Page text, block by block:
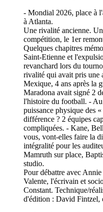
- Mondial 2026, place à
à Atlanta.
Une rivalité ancienne.
compétition, le 1er
Quelques chapitres
Saint-Etienne et
revanchard lors du
rivalité qui avait pris une
Mexique, 4 ans après la
Maradona avait signé 2
l'histoire du football. -
puissance physique des
différence ? 2 équipes
compliquées. - Kane,
vous, vont-elles faire la
intégralité pour les
Mamruth sur place,
studio.
Pour débattre avec
Valente, l'écrivain et
Constant. Technique/
d'édition : David Fintzel,